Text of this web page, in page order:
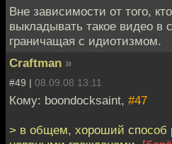
Вне зависимости от того,
выкладывать такое видео в
граничащая с идиотизмом.
Craftman »
#49 | 08.09.08 13:11
Кому: boondocksaint, #47
> в общем, хороший способ